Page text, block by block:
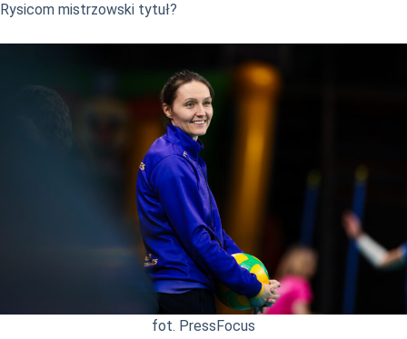
Rysicom mistrzowski tytuł?
fot. PressFocus